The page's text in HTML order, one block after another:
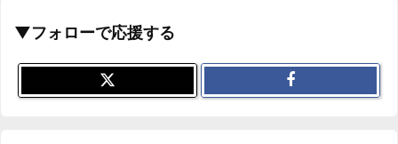
▼フォローで応援する